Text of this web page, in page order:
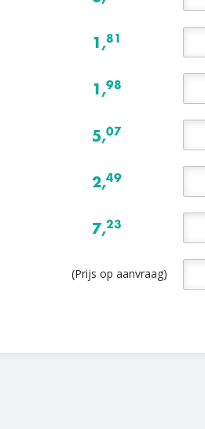
1,81
1,98
5,07
2,49
7,23
(Prijs op aanvraag)